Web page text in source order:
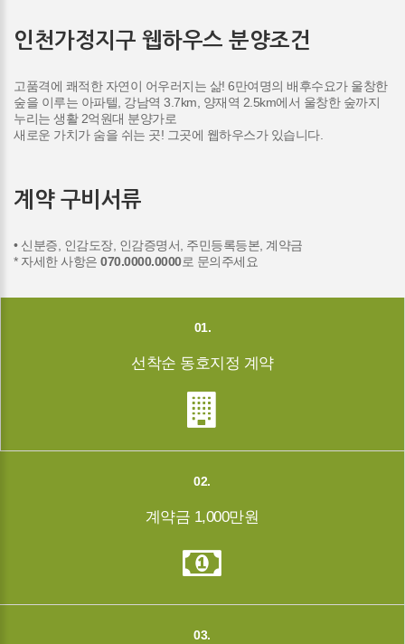
인천가정지구 웹하우스 분양조건
고품격에 쾌적한 자연이 어우러지는 삶! 6만여명의 배후수요가 울창한
숲을 이루는 아파텔, 강남역 3.7km, 양재역 2.5km에서 울창한 숲까지
누리는 생활 2억원대 분양가로
새로운 가치가 숨을 쉬는 곳! 그곳에 웹하우스가 있습니다.
계약 구비서류
• 신분증, 인감도장, 인감증명서, 주민등록등본, 계약금
* 자세한 사항은 070.0000.0000로 문의주세요
01.
선착순 동호지정 계약
02.
계약금 1,000만원
03.